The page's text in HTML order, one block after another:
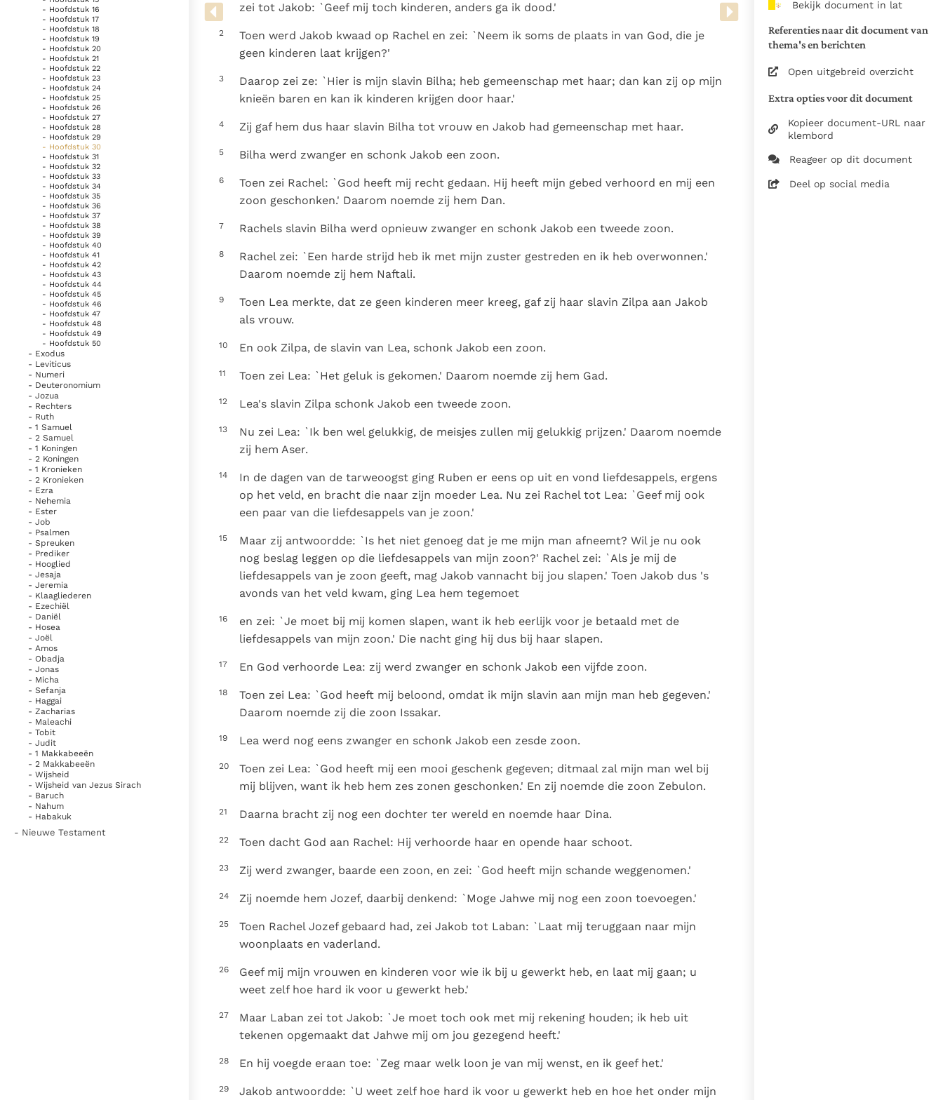
Denzinger Gebruiksvoorwaarden
koninkrijk te
groeit stilletjes door
liefde, niet door
dwang
mystieke
verschijnselen en de
heiligheid
als een taak"
Paus in Pavia: St.
noodzaak om "naar het
van de documenten
1975
nl
Bekijk document in lat
Referenties naar dit document van
thema's en berichten
Open uitgebreid overzicht
Extra opties voor dit document
Kopieer document-URL naar
klembord
Reageer op dit document
Deel op social media
- Hoofdstuk 16
- Hoofdstuk 17
- Hoofdstuk 18
- Hoofdstuk 19
- Hoofdstuk 20
- Hoofdstuk 21
- Hoofdstuk 22
- Hoofdstuk 23
- Hoofdstuk 24
- Hoofdstuk 25
- Hoofdstuk 26
- Hoofdstuk 27
- Hoofdstuk 28
- Hoofdstuk 29
- Hoofdstuk 30
- Hoofdstuk 31
- Hoofdstuk 32
- Hoofdstuk 33
- Hoofdstuk 34
- Hoofdstuk 35
- Hoofdstuk 36
- Hoofdstuk 37
- Hoofdstuk 38
- Hoofdstuk 39
- Hoofdstuk 40
- Hoofdstuk 41
- Hoofdstuk 42
- Hoofdstuk 43
- Hoofdstuk 44
- Hoofdstuk 45
- Hoofdstuk 46
- Hoofdstuk 47
- Hoofdstuk 48
- Hoofdstuk 49
- Hoofdstuk 50
- Exodus
- Leviticus
- Numeri
- Deuteronomium
- Jozua
- Rechters
- Ruth
- 1 Samuel
- 2 Samuel
- 1 Koningen
- 2 Koningen
- 1 Kronieken
- 2 Kronieken
- Ezra
- Nehemia
- Ester
- Job
- Psalmen
- Spreuken
- Prediker
- Hooglied
- Jesaja
- Jeremia
- Klaagliederen
- Ezechiël
- Daniël
- Hosea
- Joël
- Amos
- Obadja
- Jonas
- Micha
- Sefanja
- Haggai
- Zacharias
- Maleachi
- Tobit
- Judit
- 1 Makkabeeën
- 2 Makkabeeën
- Wijsheid
- Wijsheid van Jezus Sirach
- Baruch
- Nahum
- Habakuk
- Nieuwe Testament
zei tot Jakob: `Geef mij toch kinderen, anders ga ik dood.'
2
Toen werd Jakob kwaad op Rachel en zei: `Neem ik soms de plaats in van God, die je
geen kinderen laat krijgen?'
3
Daarop zei ze: `Hier is mijn slavin Bilha; heb gemeenschap met haar; dan kan zij op mijn
knieën baren en kan ik kinderen krijgen door haar.'
4 Zij gaf hem dus haar slavin Bilha tot vrouw en Jakob had gemeenschap met haar.
5 Bilha werd zwanger en schonk Jakob een zoon.
6
Toen zei Rachel: `God heeft mij recht gedaan. Hij heeft mijn gebed verhoord en mij een
zoon geschonken.' Daarom noemde zij hem Dan.
7 Rachels slavin Bilha werd opnieuw zwanger en schonk Jakob een tweede zoon.
8
Rachel zei: `Een harde strijd heb ik met mijn zuster gestreden en ik heb overwonnen.'
Daarom noemde zij hem Naftali.
9
Toen Lea merkte, dat ze geen kinderen meer kreeg, gaf zij haar slavin Zilpa aan Jakob
als vrouw.
10 En ook Zilpa, de slavin van Lea, schonk Jakob een zoon.
11 Toen zei Lea: `Het geluk is gekomen.' Daarom noemde zij hem Gad.
12 Lea's slavin Zilpa schonk Jakob een tweede zoon.
13
Nu zei Lea: `Ik ben wel gelukkig, de meisjes zullen mij gelukkig prijzen.' Daarom noemde
zij hem Aser.
14
In de dagen van de tarweoogst ging Ruben er eens op uit en vond liefdesappels, ergens
op het veld, en bracht die naar zijn moeder Lea. Nu zei Rachel tot Lea: `Geef mij ook
een paar van die liefdesappels van je zoon.'
15
Maar zij antwoordde: `Is het niet genoeg dat je me mijn man afneemt? Wil je nu ook
nog beslag leggen op die liefdesappels van mijn zoon?' Rachel zei: `Als je mij de
liefdesappels van je zoon geeft, mag Jakob vannacht bij jou slapen.' Toen Jakob dus 's
avonds van het veld kwam, ging Lea hem tegemoet
16
en zei: `Je moet bij mij komen slapen, want ik heb eerlijk voor je betaald met de
liefdesappels van mijn zoon.' Die nacht ging hij dus bij haar slapen.
17 En God verhoorde Lea: zij werd zwanger en schonk Jakob een vijfde zoon.
18
Toen zei Lea: `God heeft mij beloond, omdat ik mijn slavin aan mijn man heb gegeven.'
Daarom noemde zij die zoon Issakar.
19 Lea werd nog eens zwanger en schonk Jakob een zesde zoon.
20
Toen zei Lea: `God heeft mij een mooi geschenk gegeven; ditmaal zal mijn man wel bij
mij blijven, want ik heb hem zes zonen geschonken.' En zij noemde die zoon Zebulon.
21 Daarna bracht zij nog een dochter ter wereld en noemde haar Dina.
22 Toen dacht God aan Rachel: Hij verhoorde haar en opende haar schoot.
23 Zij werd zwanger, baarde een zoon, en zei: `God heeft mijn schande weggenomen.'
24 Zij noemde hem Jozef, daarbij denkend: `Moge Jahwe mij nog een zoon toevoegen.'
25
Toen Rachel Jozef gebaard had, zei Jakob tot Laban: `Laat mij teruggaan naar mijn
woonplaats en vaderland.
26
Geef mij mijn vrouwen en kinderen voor wie ik bij u gewerkt heb, en laat mij gaan; u
weet zelf hoe hard ik voor u gewerkt heb.'
27
Maar Laban zei tot Jakob: `Je moet toch ook met mij rekening houden; ik heb uit
tekenen opgemaakt dat Jahwe mij om jou gezegend heeft.'
28 En hij voegde eraan toe: `Zeg maar welk loon je van mij wenst, en ik geef het.'
29
Jakob antwoordde: `U weet zelf hoe hard ik voor u gewerkt heb en hoe het onder mijn